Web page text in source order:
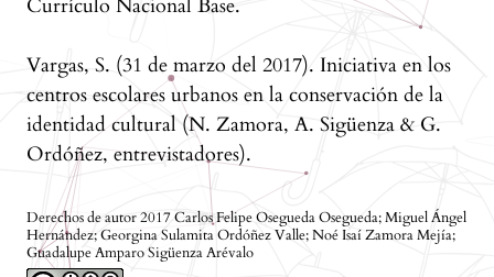
Derechos de autor 2017 Carlos Felipe Osegueda Osegueda; Miguel Ángel
Hernández; Georgina Sulamita Ordóñez Valle; Noé Isaí Zamora Mejía;
Guadalupe Amparo Sigüenza Arévalo
Currículo Nacional Base.
Vargas, S. (31 de marzo del 2017). Iniciativa en los
centros escolares urbanos en la conservación de la
identidad cultural (N. Zamora, A. Sigüenza & G.
Ordóñez, entrevistadores).